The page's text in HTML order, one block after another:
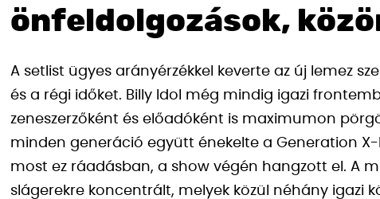
önfeldolgozások,
A setlist ügyes arányérzékkel keverte az új lemez
és a régi időket. Billy Idol még mindig igazi
zeneszerzőként és előadóként is maximumon
minden generáció együtt énekelte a Generation
most ez ráadásban, a show végén hangzott el. A
slágerekre koncentrált, melyek közül néhány igazi